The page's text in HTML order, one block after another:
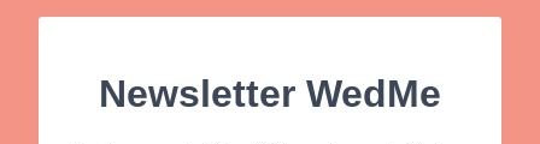
Newsletter WedMe